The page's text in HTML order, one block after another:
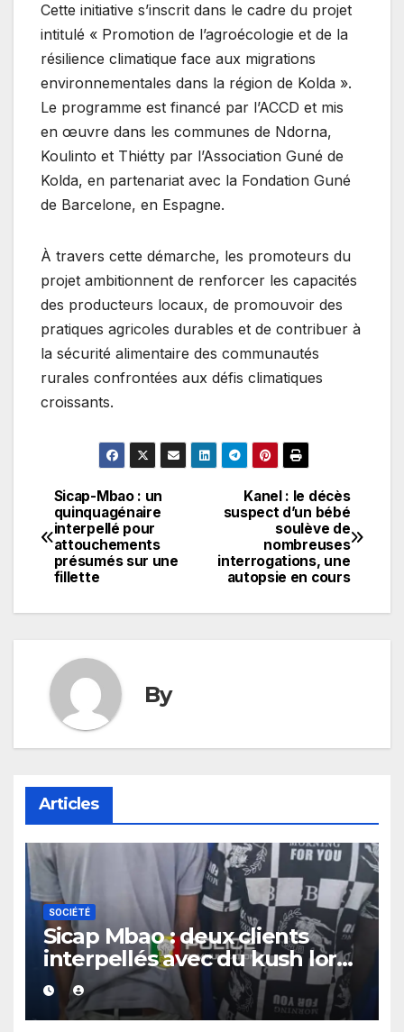
Cette initiative s’inscrit dans le cadre du projet
intitulé « Promotion de l’agroécologie et de la
résilience climatique face aux migrations
environnementales dans la région de Kolda ».
Le programme est financé par l’ACCD et mis
en œuvre dans les communes de Ndorna,
Koulinto et Thiétty par l’Association Guné de
Kolda, en partenariat avec la Fondation Guné
de Barcelone, en Espagne.
À travers cette démarche, les promoteurs du
projet ambitionnent de renforcer les capacités
des producteurs locaux, de promouvoir des
pratiques agricoles durables et de contribuer à
la sécurité alimentaire des communautés
rurales confrontées aux défis climatiques
croissants.
Navigation
de
l’article
Kanel : le décès
suspect d’un bébé
soulève de
nombreuses
interrogations, une
autopsie en cours
Sicap-Mbao : un
quinquagénaire
interpellé pour
attouchements
présumés sur une
fillette
By
Articles
SOCIÉTÉ
Sicap Mbao : deux clients
interpellés avec du kush lors
d’un contrôle de police dans
un bar